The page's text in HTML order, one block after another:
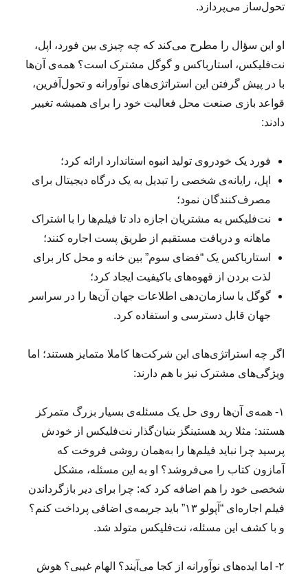
تحول‌ساز می‌پردازد.
او این سؤال را مطرح می‌کند که چه چیزی بین فورد، اپل،
نت‌فلیکس، استار‌باکس و گوگل مشترک است؟ همه‌ی آن‌ها
با در پیش گرفتن این استراتژی‌های نوآورانه و تحول‌آفرین،
قواعد بازی صنعت محل فعالیت خود را برای همیشه تغییر
دادند:
فورد یک خودروی تولید انبوه استاندارد ارائه کرد؛
اپل، رایانه‌ی شخصی را تبدیل به یک درگاه دیجیتال برای
مصرف‌کنندگان نمود؛
نت‌فلیکس به مشتریان اجازه داد تا فیلم‌ها را با اشتراک
ماهانه و دریافت مستقیم از طریق پست اجاره کنند؛
استارباکس یک “فضای سوم” بین خانه و محل کار برای
لذت بردن از قهوه‌‌های باکیفیت ایجاد کرد؛
گوگل با سازمان‌دهی اطلاعات جهان آن‌ها را در سراسر
جهان قابل دسترسی و استفاده کرد.
اگر چه استراتژی‌های این شرکت‌ها کاملا متمایز هستند؛ اما
ویژگی‌های مشترک نیز با هم دارند:
۱- همه‌ی آن‌ها روی حل یک مسئله‌ی بسیار بزرگ متمرکز
هستند: مثلا رید هستینگز بنیان‌گذار نت‌فلیکس از خودش
پرسید چرا نباید فیلم‌ها را به‌همان روشی فروخت که
آمازون کتاب را می‌فروشد؟ او به این مسئله، مشکل
شخصی خود را هم اضافه کرد که: چرا برای دیر بازگرداندن
فیلم اجاره‌ای “آپولو ۱۳” باید جریمه‌ی اضافی پرداخت کنم؟
و با کشف این مسئله، نت‌فلیکس متولد شد.
۲- اما ایده‌های نوآورانه از کجا می‌آیند؟ الهام غیبی؟ هوش